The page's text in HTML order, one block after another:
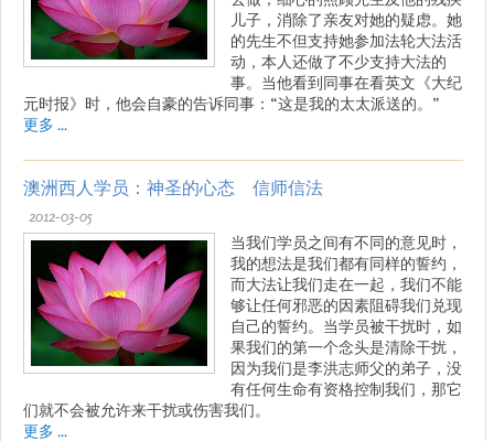
儿子，消除了亲友对她的疑虑。她
的先生不但支持她参加法轮大法活
动，本人还做了不少支持大法的
事。当他看到同事在看英文《大纪
元时报》时，他会自豪的告诉同事：“这是我的太太派送的。”
更多 ...
澳洲西人学员：神圣的心态 信师信法
2012-03-05
当我们学员之间有不同的意见时，
我的想法是我们都有同样的誓约，
而大法让我们走在一起，我们不能
够让任何邪恶的因素阻碍我们兑现
自己的誓约。当学员被干扰时，如
果我们的第一个念头是清除干扰，
因为我们是李洪志师父的弟子，没
有任何生命有资格控制我们，那它
们就不会被允许来干扰或伤害我们。
更多 ...